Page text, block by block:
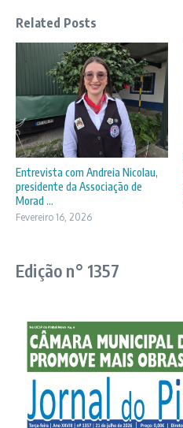
Related Posts
Entrevista com Andreia Nicolau,
presidente da Associação de
Morad ...
Fevereiro 16, 2026
Edição n° 1357